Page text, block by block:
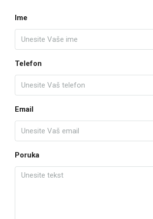
Ime
Telefon
Email
Poruka